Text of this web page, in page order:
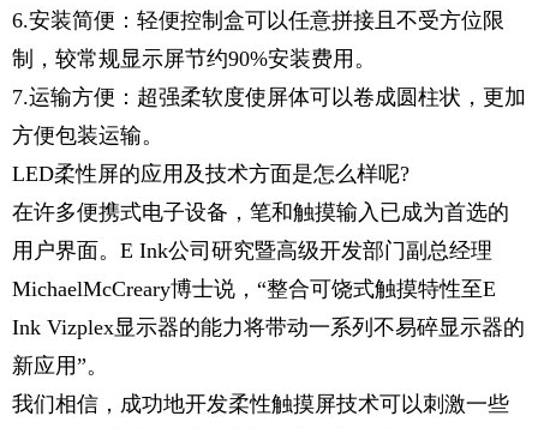
6.安装简便：轻便控制盒可以任意拼接且不受方位限
制，较常规显示屏节约90%安装费用。
7.运输方便：超强柔软度使屏体可以卷成圆柱状，更加
方便包装运输。
LED柔性屏的应用及技术方面是怎么样呢?
在许多便携式电子设备，笔和触摸输入已成为首选的
用户界面。 E Ink公司研究暨高级开发部门副总经理
MichaelMcCreary博士说，“整合可饶式触摸特性至E
Ink Vizplex显示器的能力将带动一系列不易碎显示器的
新应用”。
我们相信，成功地开发柔性触摸屏技术可以刺激一些